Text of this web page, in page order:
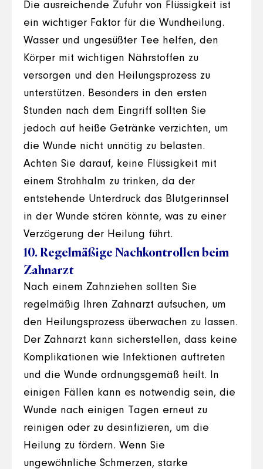
Die ausreichende Zufuhr von Flüssigkeit ist
ein wichtiger Faktor für die Wundheilung.
Wasser und ungesüßter Tee helfen, den
Körper mit wichtigen Nährstoffen zu
versorgen und den Heilungsprozess zu
unterstützen. Besonders in den ersten
Stunden nach dem Eingriff sollten Sie
jedoch auf heiße Getränke verzichten, um
die Wunde nicht unnötig zu belasten.
Achten Sie darauf, keine Flüssigkeit mit
einem Strohhalm zu trinken, da der
entstehende Unterdruck das Blutgerinnsel
in der Wunde stören könnte, was zu einer
Verzögerung der Heilung führt.
10. Regelmäßige Nachkontrollen beim
Zahnarzt
Nach einem Zahnziehen sollten Sie
regelmäßig Ihren Zahnarzt aufsuchen, um
den Heilungsprozess überwachen zu lassen.
Der Zahnarzt kann sicherstellen, dass keine
Komplikationen wie Infektionen auftreten
und die Wunde ordnungsgemäß heilt. In
einigen Fällen kann es notwendig sein, die
Wunde nach einigen Tagen erneut zu
reinigen oder zu desinfizieren, um die
Heilung zu fördern. Wenn Sie
ungewöhnliche Schmerzen, starke